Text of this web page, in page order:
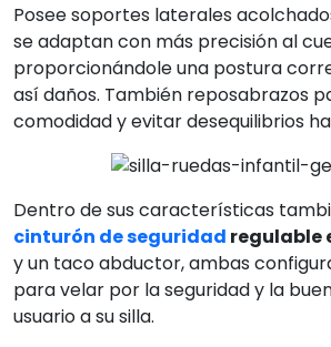
Posee soportes laterales
se adaptan con más precisión al
proporcionándole una postura
así daños. También reposabrazos
comodidad y evitar desequilibrios
Dentro de sus características
cinturón de seguridad regulable
y un taco abductor, ambas
para velar por la seguridad y la
usuario a su silla.